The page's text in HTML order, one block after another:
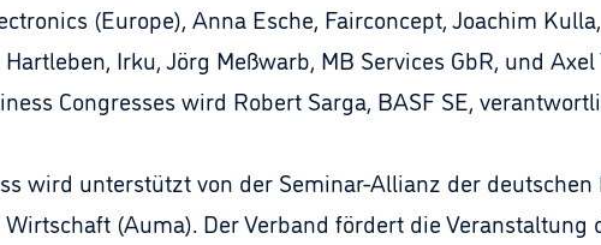
(Europe), Anna Esche, Fairconcept, Joachim
Irku, Jörg Meßwarb, MB Services GbR, und
Congresses wird Robert Sarga, BASF SE,
wird unterstützt von der Seminar-Allianz der
(Auma). Der Verband fördert die